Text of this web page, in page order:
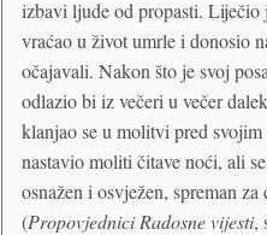
izbavi ljude od propasti. Liječio
vraćao u život umrle i donosio
očajavali. Nakon što je svoj
odlazio bi iz večeri u večer
klanjao se u molitvi pred svojim
nastavio moliti čitave noći, ali
osnažen i osvježen, spreman
(Propovjednici Radosne vijesti,